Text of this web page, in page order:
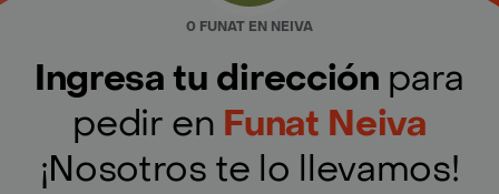
0 FUNAT EN NEIVA
Ingresa tu dirección para
pedir en Funat Neiva
¡Nosotros te lo llevamos!